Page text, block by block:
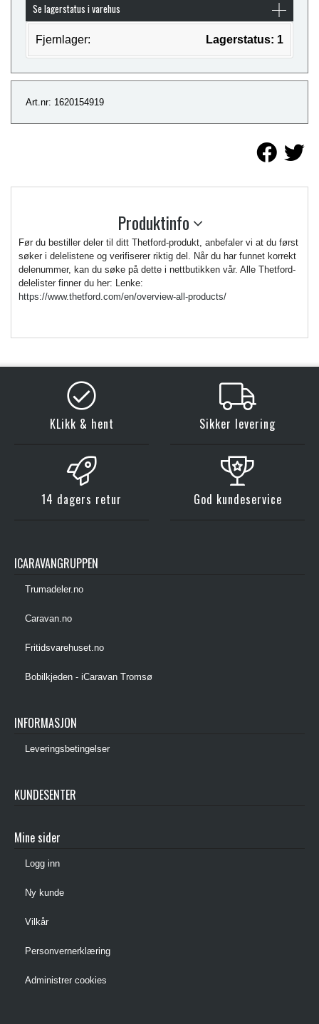
Se lagerstatus i varehus
Fjernlager: Lagerstatus: 1
Art.nr: 1620154919
Produktinfo
Før du bestiller deler til ditt Thetford-produkt, anbefaler vi at du først
søker i delelistene og verifiserer riktig del. Når du har funnet korrekt
delenummer, kan du søke på dette i nettbutikken vår. Alle Thetford-
delelister finner du her: Lenke:
https://www.thetford.com/en/overview-all-products/
KLikk & hent Sikker levering
14 dagers retur God kundeservice
ICARAVANGRUPPEN
Trumadeler.no
Caravan.no
Fritidsvarehuset.no
Bobilkjeden - iCaravan Tromsø
INFORMASJON
Leveringsbetingelser
KUNDESENTER
Mine sider
Logg inn
Ny kunde
Vilkår
Personvernerklæring
Administrer cookies